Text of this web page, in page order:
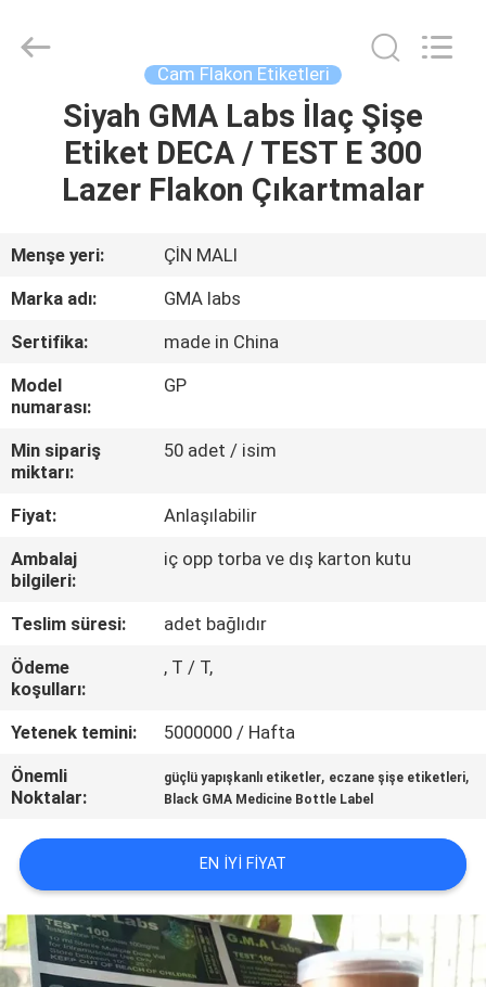
ÜRÜN:%
HAKKIMIZDA
FABRIKA
TURU
KALITE
KONTROL
BIZIMLE
ILETIŞIME
VAKALAR
SITE
HARITASI
PRIVACY
Cam Flakon Etiketleri
Siyah GMA Labs İlaç Şişe
Etiket DECA / TEST E 300
Lazer Flakon Çıkartmalar
Menşe yeri:
ÇİN MALI
Marka adı:
GMA labs
Sertifika:
made in China
Model
numarası:
GP
Min sipariş
miktarı:
50 adet / isim
Fiyat:
Anlaşılabilir
Ambalaj
bilgileri:
iç opp torba ve dış karton kutu
Teslim süresi:
adet bağlıdır
Ödeme
koşulları:
, T / T,
Yetenek temini:
5000000 / Hafta
Önemli
Noktalar:
güçlü yapışkanlı etiketler, eczane şişe etiketleri,
Black GMA Medicine Bottle Label
EN IYI FIYAT